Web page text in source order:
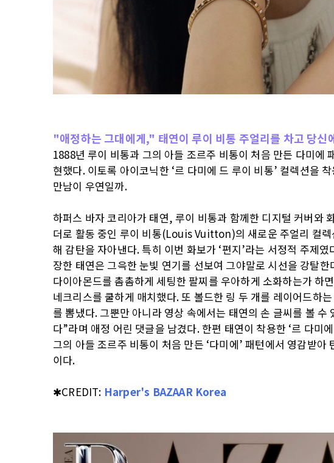
"애정하는 그대에게," 태연이 루이 비통 주얼리를 차고 당신
1888년 루이 비통과 그의 아들 조르주 비통이 처음 만든 다미에
현했다. 이토록 아이코닉한 ‘르 다미에 드 루이 비통’ 컬렉션을
만남이 우연일까.
하퍼스 바자 코리아가 태연, 루이 비통과 함께한 디지털 커버와
더로 활동 중인 루이 비통(Louis Vuitton)의 새로운 주얼리 컬렉
해 감탄을 자아낸다. 특히 이번 화보가 ‘편지’라는 서정적 주제
장한 태연은 그윽한 눈빛 연기를 선보여 그야말로 시선을 강탈
다이아몬드를 촘촘하게 세팅한 팔찌를 우아하게 소화하는가 하
네크리스를 쿨하게 매치했다. 또 볼드한 링 두 개를 레이어드하
를 뽐냈다. 그뿐만 아니라 영상 속에서는 태연의 손 글씨를 볼 수
다”라며 애정 어린 댓글을 남겼다. 한편 태연이 착용한 ‘르 다미
그의 아들 조르주 비통이 처음 만든 ‘다미에’ 패턴에서 영감받
이다.
✱CREDIT: Harper's BAZAAR Korea